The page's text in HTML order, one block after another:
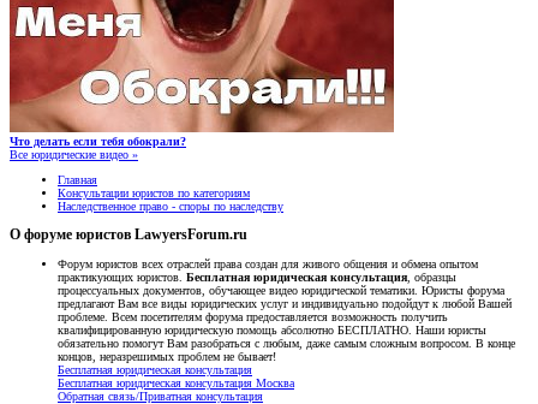
Что делать если тебя обокрали?
Все юридические видео »
Главная
Консультации юристов по категориям
Наследственное право - споры по наследству
О форуме юристов LawyersForum.ru
Форум юристов всех отраслей права создан для живого общения и обмена опытом
практикующих юристов. Бесплатная юридическая консультация , образцы
процессуальных документов, обучающее видео юридической тематики. Юристы форума
предлагают Вам все виды юридических услуг и индивидуально подойдут к любой Вашей
проблеме. Всем посетителям форума предоставляется возможность получить
квалифицированную юридическую помощь абсолютно БЕСПЛАТНО. Наши юристы
обязательно помогут Вам разобраться с любым, даже самым сложным вопросом. В конце
концов, неразрешимых проблем не бывает!
Бесплатная юридическая консультация
Бесплатная юридическая консультация Москва
Обратная связь/Приватная консультация